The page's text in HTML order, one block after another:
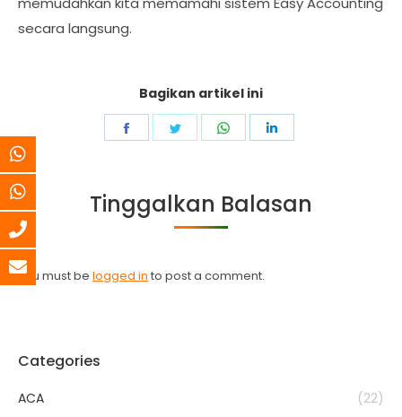
secara langsung.
Bagikan artikel ini
Share
Share
Share
Tinggalkan Balasan
You must be logged in to post a comment.
Categories
ACA
(22)